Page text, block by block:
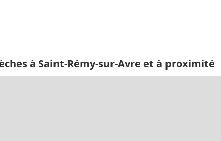
à Saint-Rémy-sur-Avre et à proximité